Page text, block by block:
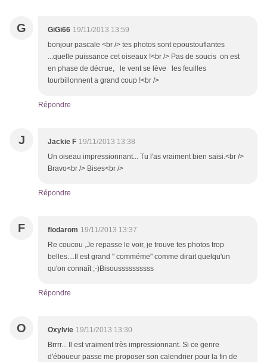
G GiGi66 19/11/2013 13:59
bonjour pascale <br /> tes photos sont epoustouflantes
...quelle puissance cet oiseaux !<br /> Pas de soucis on est
en phase de décrue, le vent se lève les feuilles
tourbillonnent a grand coup !<br />
Répondre
J Jackie F 19/11/2013 13:38
Un oiseau impressionnant... Tu l'as vraiment bien saisi.<br />
Bravo<br /> Bises<br />
Répondre
F flodarom 19/11/2013 13:37
Re coucou ,Je repasse le voir, je trouve tes photos trop
belles....Il est grand " comméme" comme dirait quelqu'un
qu'on connaît ;-)Bisoussssssssss
Répondre
O Oxylvie 19/11/2013 13:30
Brrrr... Il est vraiment très impressionnant. Si ce genre
d'éboueur passe me proposer son calendrier pour la fin de